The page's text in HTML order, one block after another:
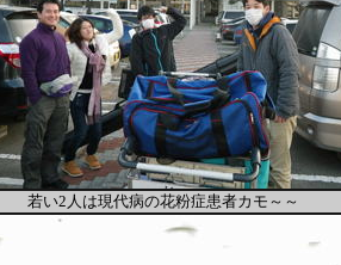
若い2人は現代病の花粉症患者カモ～～